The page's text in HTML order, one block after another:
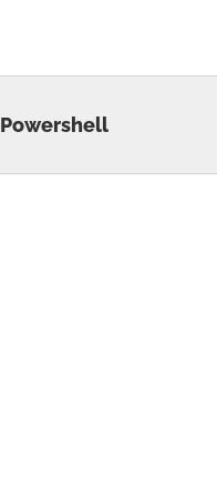
Powershell - تكوين أذونات الملف